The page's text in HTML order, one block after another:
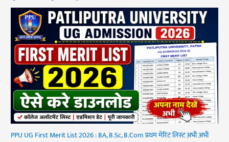
PPU UG First Merit List 2026 : BA, B.Sc, B.Com प्रथम मेरिट लिस्ट अभी अभी